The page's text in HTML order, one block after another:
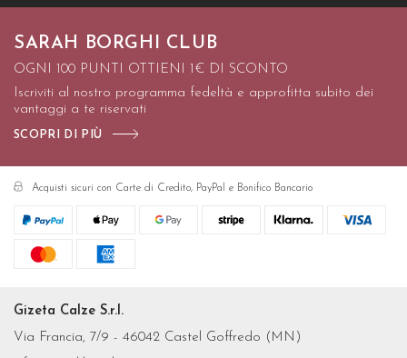
SARAH BORGHI CLUB
OGNI 100 PUNTI OTTIENI 1€ DI SCONTO
Iscriviti al nostro programma fedeltà e approfitta subito dei
vantaggi a te riservati
SCOPRI DI PIÙ
Acquisti sicuri con Carte di Credito, PayPal e Bonifico Bancario
Gizeta Calze S.r.l.
Via Francia, 7/9 - 46042 Castel Goffredo (MN)